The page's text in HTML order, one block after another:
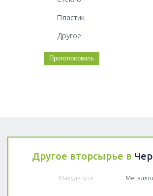
Пластик
Другое
Другое вторсырье в
Макулатура